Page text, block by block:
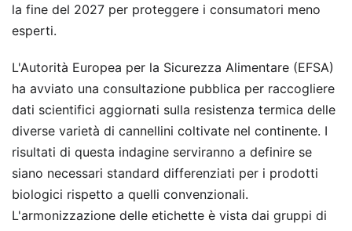
la fine del 2027 per proteggere i consumatori meno
esperti.
L'Autorità Europea per la Sicurezza Alimentare (EFSA)
ha avviato una consultazione pubblica per raccogliere
dati scientifici aggiornati sulla resistenza termica delle
diverse varietà di cannellini coltivate nel continente. I
risultati di questa indagine serviranno a definire se
siano necessari standard differenziati per i prodotti
biologici rispetto a quelli convenzionali.
L'armonizzazione delle etichette è vista dai gruppi di